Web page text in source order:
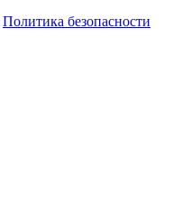
Политика безопасности